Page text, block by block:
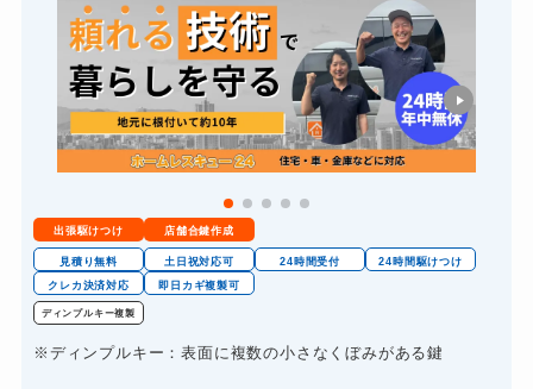
出張駆けつけ 店舗合鍵作成
見積り無料 土日祝対応可 24時間受付
24時間駆けつけ
クレカ決済対応
即日カギ複製可
ディンプルキー複製
※ディンプルキー：表面に複数の小さなくぼみがある鍵